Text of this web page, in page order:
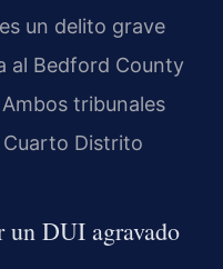
un delito grave
al Bedford County
tribunales
Distrito
un DUI agravado